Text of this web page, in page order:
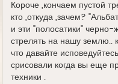
Короче ,кончаем пустой
кто ,откуда ,зачем?
и эти "полосатики"
стрелять на нашу землю..
что давайте
срисовали когда вы еще
техники .